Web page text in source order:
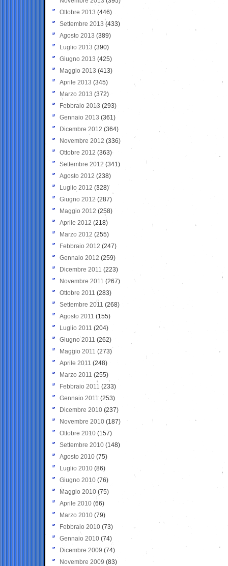
Ottobre 2013 (446)
Settembre 2013 (433)
Agosto 2013 (389)
Luglio 2013 (390)
Giugno 2013 (425)
Maggio 2013 (413)
Aprile 2013 (345)
Marzo 2013 (372)
Febbraio 2013 (293)
Gennaio 2013 (361)
Dicembre 2012 (364)
Novembre 2012 (336)
Ottobre 2012 (363)
Settembre 2012 (341)
Agosto 2012 (238)
Luglio 2012 (328)
Giugno 2012 (287)
Maggio 2012 (258)
Aprile 2012 (218)
Marzo 2012 (255)
Febbraio 2012 (247)
Gennaio 2012 (259)
Dicembre 2011 (223)
Novembre 2011 (267)
Ottobre 2011 (283)
Settembre 2011 (268)
Agosto 2011 (155)
Luglio 2011 (204)
Giugno 2011 (262)
Maggio 2011 (273)
Aprile 2011 (248)
Marzo 2011 (255)
Febbraio 2011 (233)
Gennaio 2011 (253)
Dicembre 2010 (237)
Novembre 2010 (187)
Ottobre 2010 (157)
Settembre 2010 (148)
Agosto 2010 (75)
Luglio 2010 (86)
Giugno 2010 (76)
Maggio 2010 (75)
Aprile 2010 (66)
Marzo 2010 (79)
Febbraio 2010 (73)
Gennaio 2010 (74)
Dicembre 2009 (74)
Novembre 2009 (83)